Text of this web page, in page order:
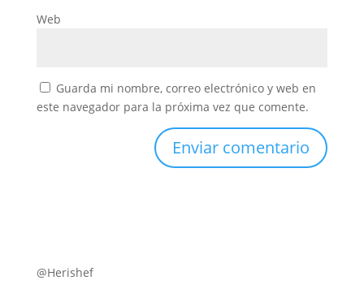
Web
Guarda mi nombre, correo electrónico y web en
este navegador para la próxima vez que comente.
@Herishef